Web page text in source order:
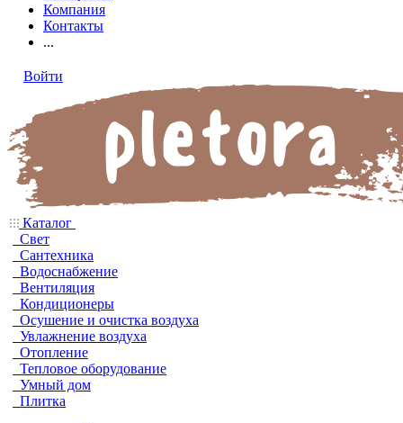
Компания
Контакты
...
Войти
Каталог
Свет
Сантехника
Водоснабжение
Вентиляция
Кондиционеры
Осушение и очистка воздуха
Увлажнение воздуха
Отопление
Тепловое оборудование
Умный дом
Плитка